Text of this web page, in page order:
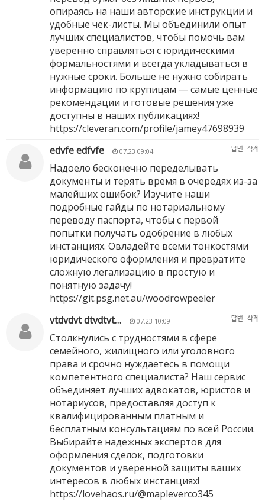
опираясь на наши авторские инструкции и
удобные чек-листы. Мы объединили опыт
лучших специалистов, чтобы помочь вам
уверенно справляться с юридическими
формальностями и всегда укладываться в
нужные сроки. Больше не нужно собирать
информацию по крупицам — самые ценные
рекомендации и готовые решения уже
доступны в наших публикациях!
https://cleveran.com/profile/jamey47698939
edvfe edfvfe
07.23 09:04 답변 삭제
Надоело бесконечно переделывать
документы и терять время в очередях из-за
малейших ошибок? Изучите наши
подробные гайды по нотариальному
переводу паспорта, чтобы с первой
попытки получать одобрение в любых
инстанциях. Овладейте всеми тонкостями
юридического оформления и превратите
сложную легализацию в простую и
понятную задачу!
https://git.psg.net.au/woodrowpeeler
vtdvdvt dtvdtvt…
07.23 10:09 답변 삭제
Столкнулись с трудностями в сфере
семейного, жилищного или уголовного
права и срочно нуждаетесь в помощи
компетентного специалиста? Наш сервис
объединяет лучших адвокатов, юристов и
нотариусов, предоставляя доступ к
квалифицированным платным и
бесплатным консультациям по всей России.
Выбирайте надежных экспертов для
оформления сделок, подготовки
документов и уверенной защиты ваших
интересов в любых инстанциях!
https://lovehaos.ru/@mapleverco345